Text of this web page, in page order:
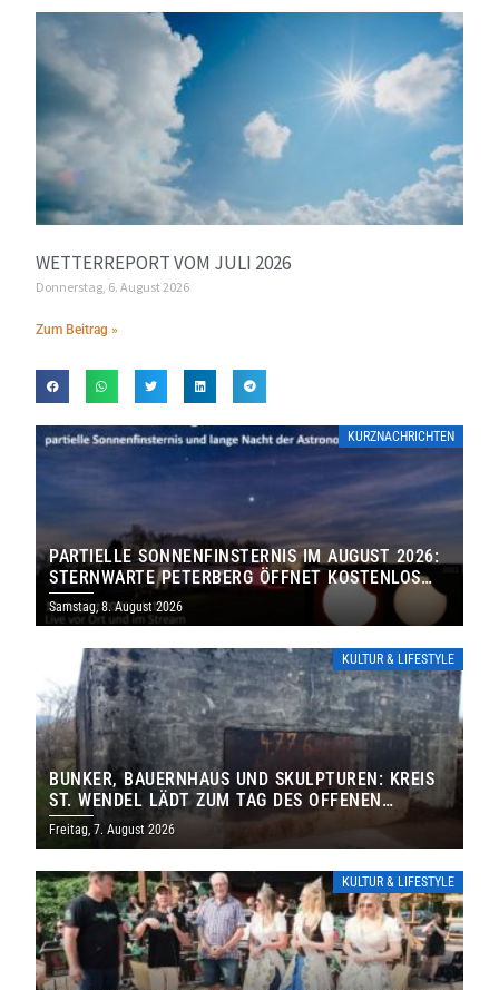
WETTERREPORT VOM JULI 2026
Donnerstag, 6. August 2026
Zum Beitrag »
KURZNACHRICHTEN
PARTIELLE SONNENFINSTERNIS IM AUGUST 2026:
STERNWARTE PETERBERG ÖFFNET KOSTENLOS
IHRE TORE
Samstag, 8. August 2026
KULTUR & LIFESTYLE
BUNKER, BAUERNHAUS UND SKULPTUREN: KREIS
ST. WENDEL LÄDT ZUM TAG DES OFFENEN
DENKMALS EIN
Freitag, 7. August 2026
KULTUR & LIFESTYLE